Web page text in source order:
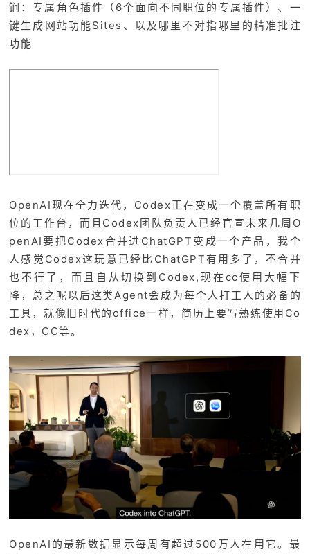
锏：专属角色插件（6个面向不同职位的专属插件）、一
键生成网站功能Sites、以及哪里不对指哪里的精准批注
功能
OpenAI现在全力迭代，Codex正在变成一个覆盖所有职
位的工作台，而且Codex团队负责人已经官宣未来几周O
penAI要把Codex合并进ChatGPT变成一个产品，我个
人感觉Codex这玩意已经比ChatGPT有用多了，不合并
也不行了，而且自从切换到Codex,现在cc使用大幅下
降，总之呢以后这类Agent会成为每个人打工人的必备的
工具，就像旧时代的office一样，简历上要写熟练使用Co
dex，CC等。
OpenAI的最新数据显示每周有超过500万人在用它。最